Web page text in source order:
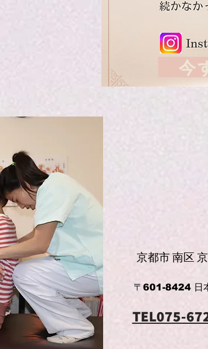
今
京都市 南区
〒601-8424 日
TEL075-